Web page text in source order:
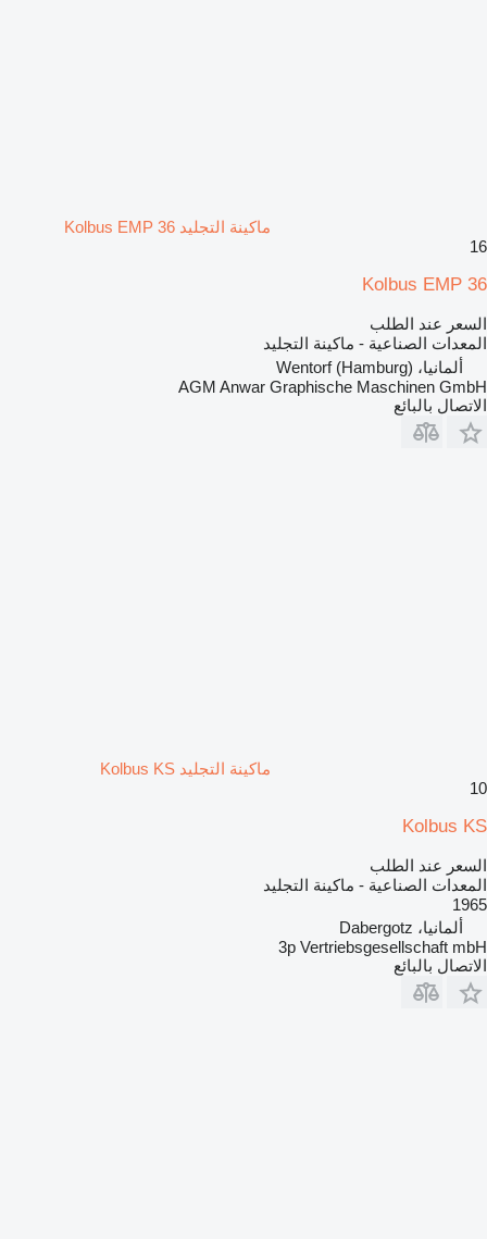
ماكينة التجليد Kolbus EMP 36
16
Kolbus EMP 36
السعر عند الطلب
المعدات الصناعية - ماكينة التجليد
ألمانيا، Wentorf (Hamburg)
AGM Anwar Graphische Maschinen GmbH
الاتصال بالبائع
ماكينة التجليد Kolbus KS
10
Kolbus KS
السعر عند الطلب
المعدات الصناعية - ماكينة التجليد
1965
ألمانيا، Dabergotz
3p Vertriebsgesellschaft mbH
الاتصال بالبائع